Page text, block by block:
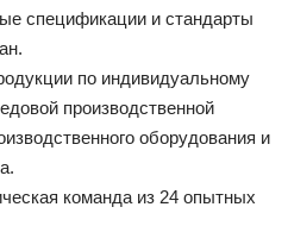
спецификации и стандарты
по индивидуальному
производственной
оборудования и
команда из 24 опытных